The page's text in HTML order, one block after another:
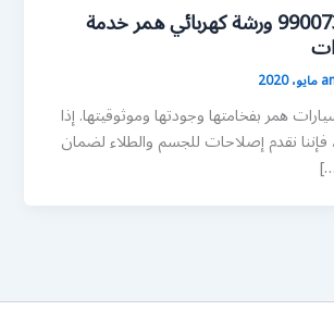
كراج همر 99007366 ورشة كهربائي همر خدمة
همر بفخامتها وجودتها وموثوقيتها. إذا
نقدم إصلاحات للجسم والطلاء لضمان